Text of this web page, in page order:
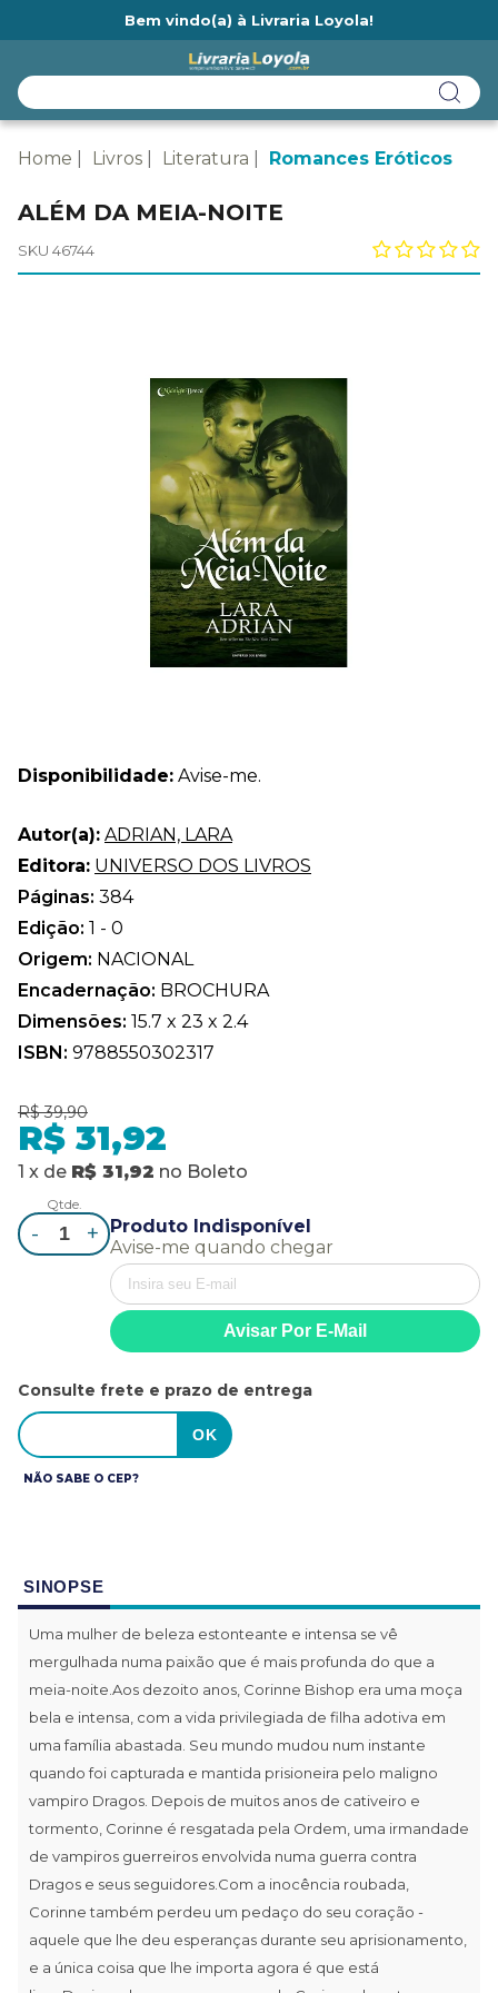
Bem vindo(a) à Livraria Loyola!
Home Livros Literatura Romances Eróticos
ALÉM DA MEIA-NOITE
SKU 46744
Disponibilidade: Avise-me.
Autor(a): ADRIAN, LARA
Editora: UNIVERSO DOS LIVROS
Páginas: 384
Edição: 1 - 0
Origem: NACIONAL
Encadernação: BROCHURA
Dimensões: 15.7 x 23 x 2.4
ISBN: 9788550302317
R$ 39,90
R$ 31,92
1 x de R$ 31,92 no Boleto
Qtde.
- +
Produto Indisponível
Avise-me quando chegar
Consulte frete e prazo de entrega
NÃO SABE O CEP?
SINOPSE
Uma mulher de beleza estonteante e intensa se vê
mergulhada numa paixão que é mais profunda do que a
meia-noite.Aos dezoito anos, Corinne Bishop era uma moça
bela e intensa, com a vida privilegiada de filha adotiva em
uma família abastada. Seu mundo mudou num instante
quando foi capturada e mantida prisioneira pelo maligno
vampiro Dragos. Depois de muitos anos de cativeiro e
tormento, Corinne é resgatada pela Ordem, uma irmandade
de vampiros guerreiros envolvida numa guerra contra
Dragos e seus seguidores.Com a inocência roubada,
Corinne também perdeu um pedaço do seu coração -
aquele que lhe deu esperanças durante seu aprisionamento,
e a única coisa que lhe importa agora é que está